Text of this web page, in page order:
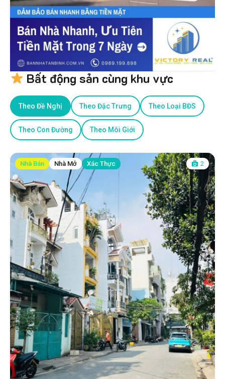
Bất động sản cùng khu vực
Theo Đề Nghị Theo Đặc Trưng Theo Loại BĐS
Theo Con Đường Theo Môi Giới
Nhà Bán Nhà Mở Xác Thực 2